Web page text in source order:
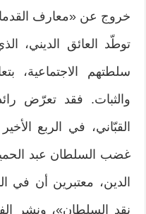
خروج عن «معارف
توطّد العائق الديني،
سلطتهم الاجتماعية،
والثبات. فقد تعرّض
القبّاني، في الربع
غضب السلطان عبد
الدين، معتبرين أن في
نقد السلطان»، ونشر